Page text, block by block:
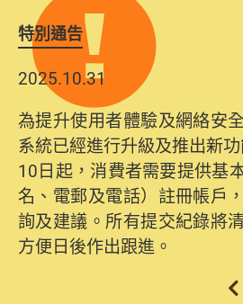
特別通告
2025.10.31
為提升使用者體驗及網絡安
系統已經進行升級及推出新
10日起，消費者需要提供基
名、電郵及電話）註冊帳戶
詢及建議。所有提交紀錄將
方便日後作出跟進。